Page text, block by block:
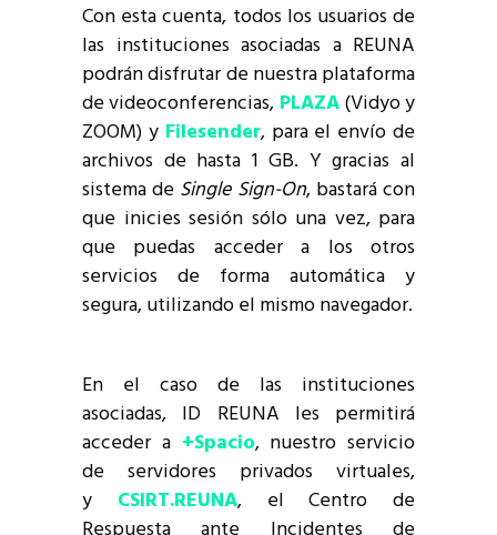
Con esta cuenta, todos los usuarios de
las instituciones asociadas a REUNA
podrán disfrutar de nuestra plataforma
de videoconferencias, PLAZA(Vidyo y
ZOOM) y Filesender, para el envío de
archivos de hasta 1 GB. Y gracias al
sistema de Single Sign-On, bastará con
que inicies sesión sólo una vez, para
que puedas acceder a los otros
servicios de forma automática y
segura, utilizando el mismo navegador.
En el caso de las instituciones
asociadas, ID REUNA les permitirá
acceder a +Spacio, nuestro servicio
de servidores privados virtuales,
y CSIRT.REUNA, el Centro de